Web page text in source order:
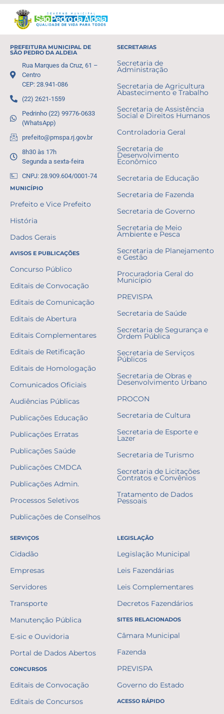
PREFEITURA MUNICIPAL DE
SÃO PEDRO DA ALDEIA
Rua Marques da Cruz, 61 –
Centro
CEP: 28.941-086
(22) 2621-1559
Pedrinho (22) 99776-0633
(WhatsApp)
prefeito@pmspa.rj.gov.br
8h30 às 17h
Segunda a sexta-feira
CNPJ: 28.909.604/0001-74
MUNICÍPIO
Prefeito e Vice Prefeito
História
Dados Gerais
AVISOS E PUBLICAÇÕES
Concurso Público
Editais de Convocação
Editais de Comunicação
Editais de Abertura
Editais Complementares
Editais de Retificação
Editais de Homologação
Comunicados Oficiais
Audiências Públicas
Publicações Educação
Publicações Erratas
Publicações Saúde
Publicações CMDCA
Publicações Admin.
Processos Seletivos
Publicações de Conselhos
SECRETARIAS
Secretaria de
Administração
Secretaria de Agricultura
Abastecimento e Trabalho
Secretaria de Assistência
Social e Direitos Humanos
Controladoria Geral
Secretaria de
Desenvolvimento
Econômico
Secretaria de Educação
Secretaria de Fazenda
Secretaria de Governo
Secretaria de Meio
Ambiente e Pesca
Secretaria de Planejamento
e Gestão
Procuradoria Geral do
Município
PREVISPA
Secretaria de Saúde
Secretaria de Segurança e
Ordem Pública
Secretaria de Serviços
Públicos
Secretaria de Obras e
Desenvolvimento Urbano
PROCON
Secretaria de Cultura
Secretaria de Esporte e
Lazer
Secretaria de Turismo
Secretaria de Licitações
Contratos e Convênios
Tratamento de Dados
Pessoais
SERVIÇOS
Cidadão
Empresas
Servidores
Transporte
Manutenção Pública
E-sic e Ouvidoria
Portal de Dados Abertos
CONCURSOS
Editais de Convocação
Editais de Concursos
LEGISLAÇÃO
Legislação Municipal
Leis Fazendárias
Leis Complementares
Decretos Fazendários
SITES RELACIONADOS
Câmara Municipal
Fazenda
PREVISPA
Governo do Estado
ACESSO RÁPIDO